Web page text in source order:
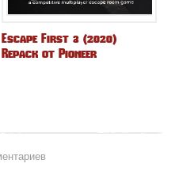
Escape First 3 (2020)
Repack от Pioneer